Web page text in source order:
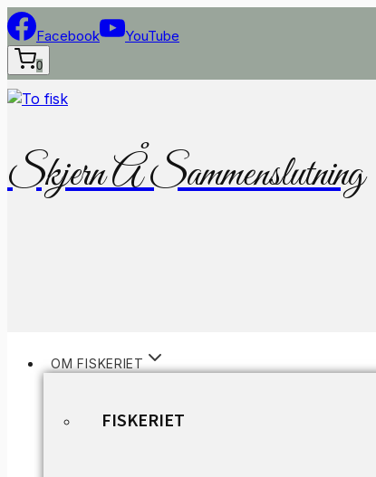
Fortsæt
til
indhold
Facebook YouTube
0
Skjern Å Sammenslutning
OM FISKERIET
FISKERIET